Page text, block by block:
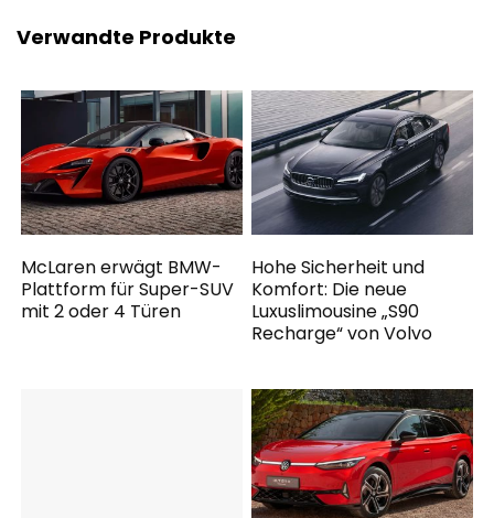
Verwandte Produkte
McLaren erwägt BMW-
Plattform für Super-SUV
mit 2 oder 4 Türen
Hohe Sicherheit und
Komfort: Die neue
Luxuslimousine „S90
Recharge“ von Volvo